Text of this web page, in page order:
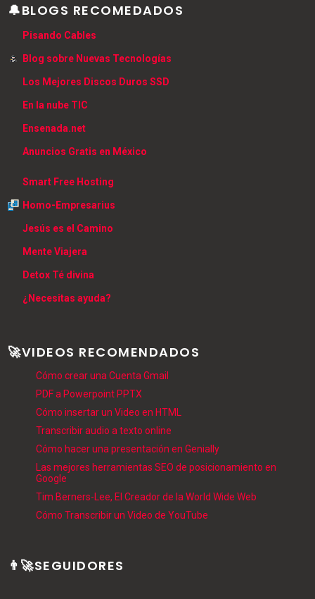
🔔BLOGS RECOMEDADOS
Pisando Cables
Blog sobre Nuevas Tecnologías
Los Mejores Discos Duros SSD
En la nube TIC
Ensenada.net
Anuncios Gratis en México
Smart Free Hosting
Homo-Empresarius
Jesús es el Camino
Mente Viajera
Detox Té divina
¿Necesitas ayuda?
🚀VIDEOS RECOMENDADOS
Cómo crear una Cuenta Gmail
PDF a Powerpoint PPTX
Cómo insertar un Video en HTML
Transcribir audio a texto online
Cómo hacer una presentación en Genially
Las mejores herramientas SEO de posicionamiento en
Google
Tim Berners-Lee, El Creador de la World Wide Web
Cómo Transcribir un Video de YouTube
👨‍🚀SEGUIDORES